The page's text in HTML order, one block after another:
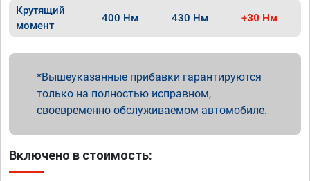
Крутящий
момент
400 Нм 430 Нм +30 Нм
Вышеуказанные прибавки гарантируются
только на полностью исправном,
своевременно обслуживаемом автомобиле.
Включено в стоимость: